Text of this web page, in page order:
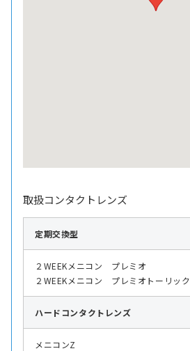
取扱コンタクトレンズ
定期交換型
２WEEKメニコン プレミオ
２WEEKメニコン プレミオトーリック
ハード コンタクトレンズ
メニコンZ